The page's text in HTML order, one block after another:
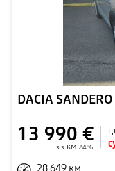
DACIA
13 990 €
sis. KM 24%
28 649 км